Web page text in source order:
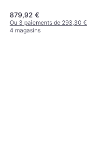
879,92 €
Ou 3 paiements de 293,30 €
4 magasins